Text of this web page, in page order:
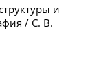
и
/ С. В.